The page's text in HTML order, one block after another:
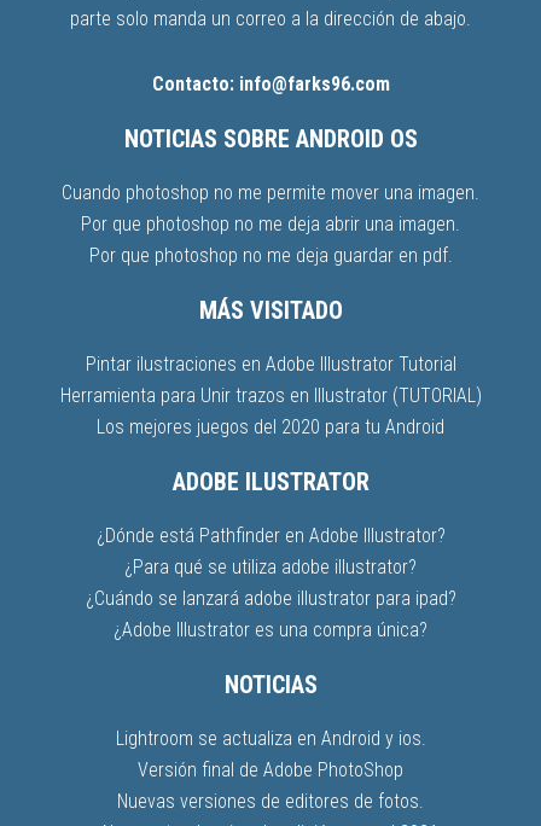
parte solo manda un correo a la dirección de abajo.
Contacto: info@farks96.com
NOTICIAS SOBRE ANDROID OS
Cuando photoshop no me permite mover una imagen.
Por que photoshop no me deja abrir una imagen.
Por que photoshop no me deja guardar en pdf.
MÁS VISITADO
Pintar ilustraciones en Adobe Illustrator Tutorial
Herramienta para Unir trazos en Illustrator (TUTORIAL)
Los mejores juegos del 2020 para tu Android
ADOBE ILUSTRATOR
¿Dónde está Pathfinder en Adobe Illustrator?
¿Para qué se utiliza adobe illustrator?
¿Cuándo se lanzará adobe illustrator para ipad?
¿Adobe Illustrator es una compra única?
NOTICIAS
Lightroom se actualiza en Android y ios.
Versión final de Adobe PhotoShop
Nuevas versiones de editores de fotos.